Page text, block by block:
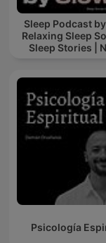
Sleep Podcast by
Relaxing Sleep
Sleep Stories |
Psicología